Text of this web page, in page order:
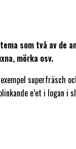
som två av de
mörka osv.
superfräsch
e’et i logan i